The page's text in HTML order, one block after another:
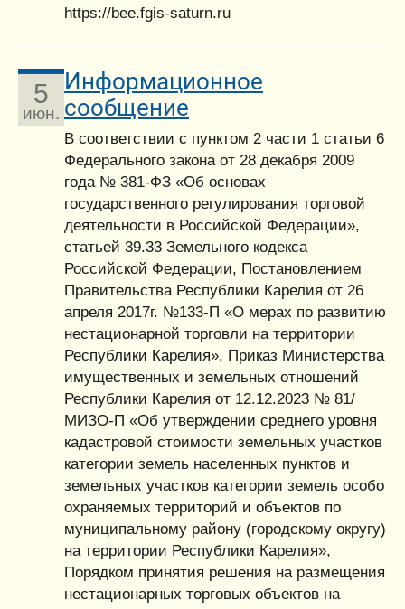
https://bee.fgis-saturn.ru
5
июн.
Информационное
сообщение
В соответствии с пунктом 2 части 1 статьи 6
Федерального закона от 28 декабря 2009
года № 381-ФЗ «Об основах
государственного регулирования торговой
деятельности в Российской Федерации»,
статьей 39.33 Земельного кодекса
Российской Федерации, Постановлением
Правительства Республики Карелия от 26
апреля 2017г. №133-П «О мерах по развитию
нестационарной торговли на территории
Республики Карелия», Приказ Министерства
имущественных и земельных отношений
Республики Карелия от 12.12.2023 № 81/
МИЗО-П «Об утверждении среднего уровня
кадастровой стоимости земельных участков
категории земель населенных пунктов и
земельных участков категории земель особо
охраняемых территорий и объектов по
муниципальному району (городскому округу)
на территории Республики Карелия»,
Порядком принятия решения на размещения
нестационарных торговых объектов на